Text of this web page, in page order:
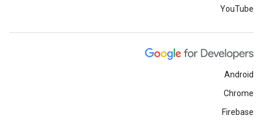
YouTube
Android
Chrome
Firebase